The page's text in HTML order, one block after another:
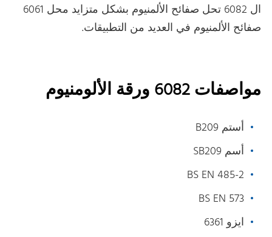
ال 6082 تحل صفائح الألمنيوم بشكل متزايد محل 6061
صفائح الألمنيوم في العديد من التطبيقات.
مواصفات 6082 ورقة الألومنيوم
أستم B209
أسم SB209
BS EN 485-2
BS EN 573
ايزو 6361